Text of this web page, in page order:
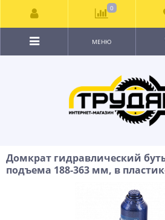
МЕНЮ
Домкрат гидравлический
подъема 188-363 мм, в
0